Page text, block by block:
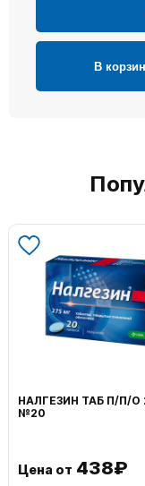
В
НАЛГЕЗИН ТАБ П/П/О
№20
Цена от 438₽